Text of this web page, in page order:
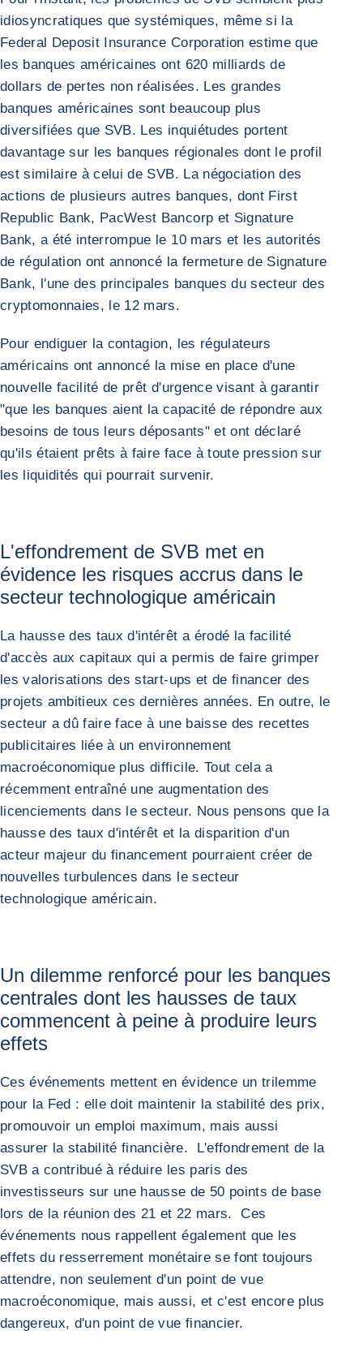
idiosyncratiques que systémiques, même si la
Federal Deposit Insurance Corporation estime que
les banques américaines ont 620 milliards de
dollars de pertes non réalisées. Les grandes
banques américaines sont beaucoup plus
diversifiées que SVB. Les inquiétudes portent
davantage sur les banques régionales dont le profil
est similaire à celui de SVB. La négociation des
actions de plusieurs autres banques, dont First
Republic Bank, PacWest Bancorp et Signature
Bank, a été interrompue le 10 mars et les autorités
de régulation ont annoncé la fermeture de Signature
Bank, l'une des principales banques du secteur des
cryptomonnaies, le 12 mars.
Pour endiguer la contagion, les régulateurs
américains ont annoncé la mise en place d'une
nouvelle facilité de prêt d'urgence visant à garantir
"que les banques aient la capacité de répondre aux
besoins de tous leurs déposants" et ont déclaré
qu'ils étaient prêts à faire face à toute pression sur
les liquidités qui pourrait survenir.
L'effondrement de SVB met en
évidence les risques accrus dans le
secteur technologique américain
La hausse des taux d'intérêt a érodé la facilité
d'accès aux capitaux qui a permis de faire grimper
les valorisations des start-ups et de financer des
projets ambitieux ces dernières années. En outre, le
secteur a dû faire face à une baisse des recettes
publicitaires liée à un environnement
macroéconomique plus difficile. Tout cela a
récemment entraîné une augmentation des
licenciements dans le secteur. Nous pensons que la
hausse des taux d'intérêt et la disparition d'un
acteur majeur du financement pourraient créer de
nouvelles turbulences dans le secteur
technologique américain.
Un dilemme renforcé pour les banques
centrales dont les hausses de taux
commencent à peine à produire leurs
effets
Ces événements mettent en évidence un trilemme
pour la Fed : elle doit maintenir la stabilité des prix,
promouvoir un emploi maximum, mais aussi
assurer la stabilité financière. L'effondrement de la
SVB a contribué à réduire les paris des
investisseurs sur une hausse de 50 points de base
lors de la réunion des 21 et 22 mars. Ces
événements nous rappellent également que les
effets du resserrement monétaire se font toujours
attendre, non seulement d'un point de vue
macroéconomique, mais aussi, et c'est encore plus
dangereux, d'un point de vue financier.